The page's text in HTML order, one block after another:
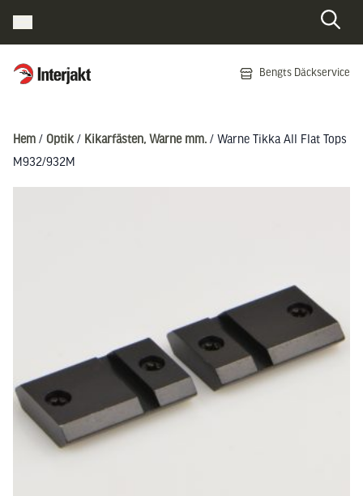
Interjakt SE Bengts Däckservice
Hem / Optik/ Kikarfästen, Warne mm. / Warne Tikka All Flat Tops
M932/932M